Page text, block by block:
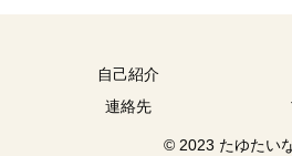
自己紹介
連絡先
© 2023 たゆたい